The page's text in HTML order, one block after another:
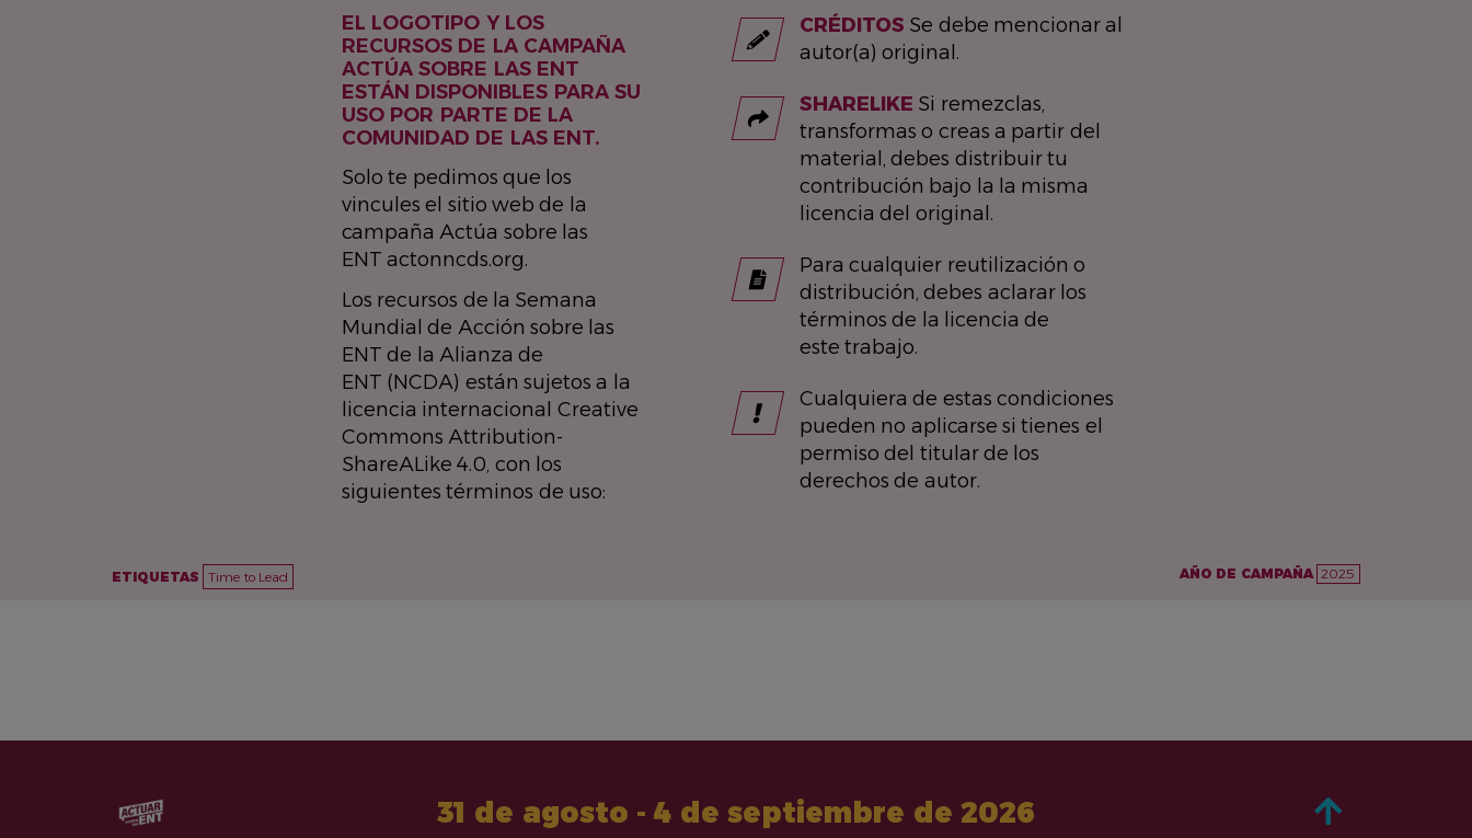
EL LOGOTIPO Y LOS
RECURSOS DE LA CAMPAÑA
ACTÚA SOBRE LAS ENT
ESTÁN DISPONIBLES PARA SU
USO POR PARTE DE LA
COMUNIDAD DE LAS ENT.
Solo te pedimos que los
vincules el sitio web de la
campaña Actúa sobre las
ENT actonncds.org.
Los recursos de la Semana
Mundial de Acción sobre las
ENT de la Alianza de
ENT (NCDA) están sujetos a la
licencia internacional Creative
Commons Attribution-
ShareALike 4.0, con los
siguientes términos de uso:
CRÉDITOS Se debe mencionar al
autor(a) original.
SHARELIKE Si remezclas,
transformas o creas a partir del
material, debes distribuir tu
contribución bajo la la misma
licencia del original.
Para cualquier reutilización o
distribución, debes aclarar los
términos de la licencia de
este trabajo.
Cualquiera de estas condiciones
pueden no aplicarse si tienes el
permiso del titular de los
derechos de autor.
ETIQUETAS Time to Lead AÑO DE CAMPAÑA 2025
31 de agosto - 4 de septiembre de 2026